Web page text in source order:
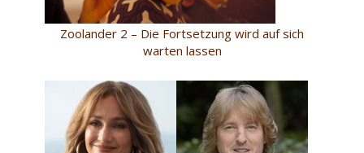
Zoolander 2 – Die Fortsetzung wird auf sich
warten lassen